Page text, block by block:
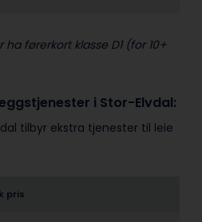
førerkort klasse D1 (for 10+
i Stor-Elvdal:
tilbyr ekstra tjenester til leie
pris